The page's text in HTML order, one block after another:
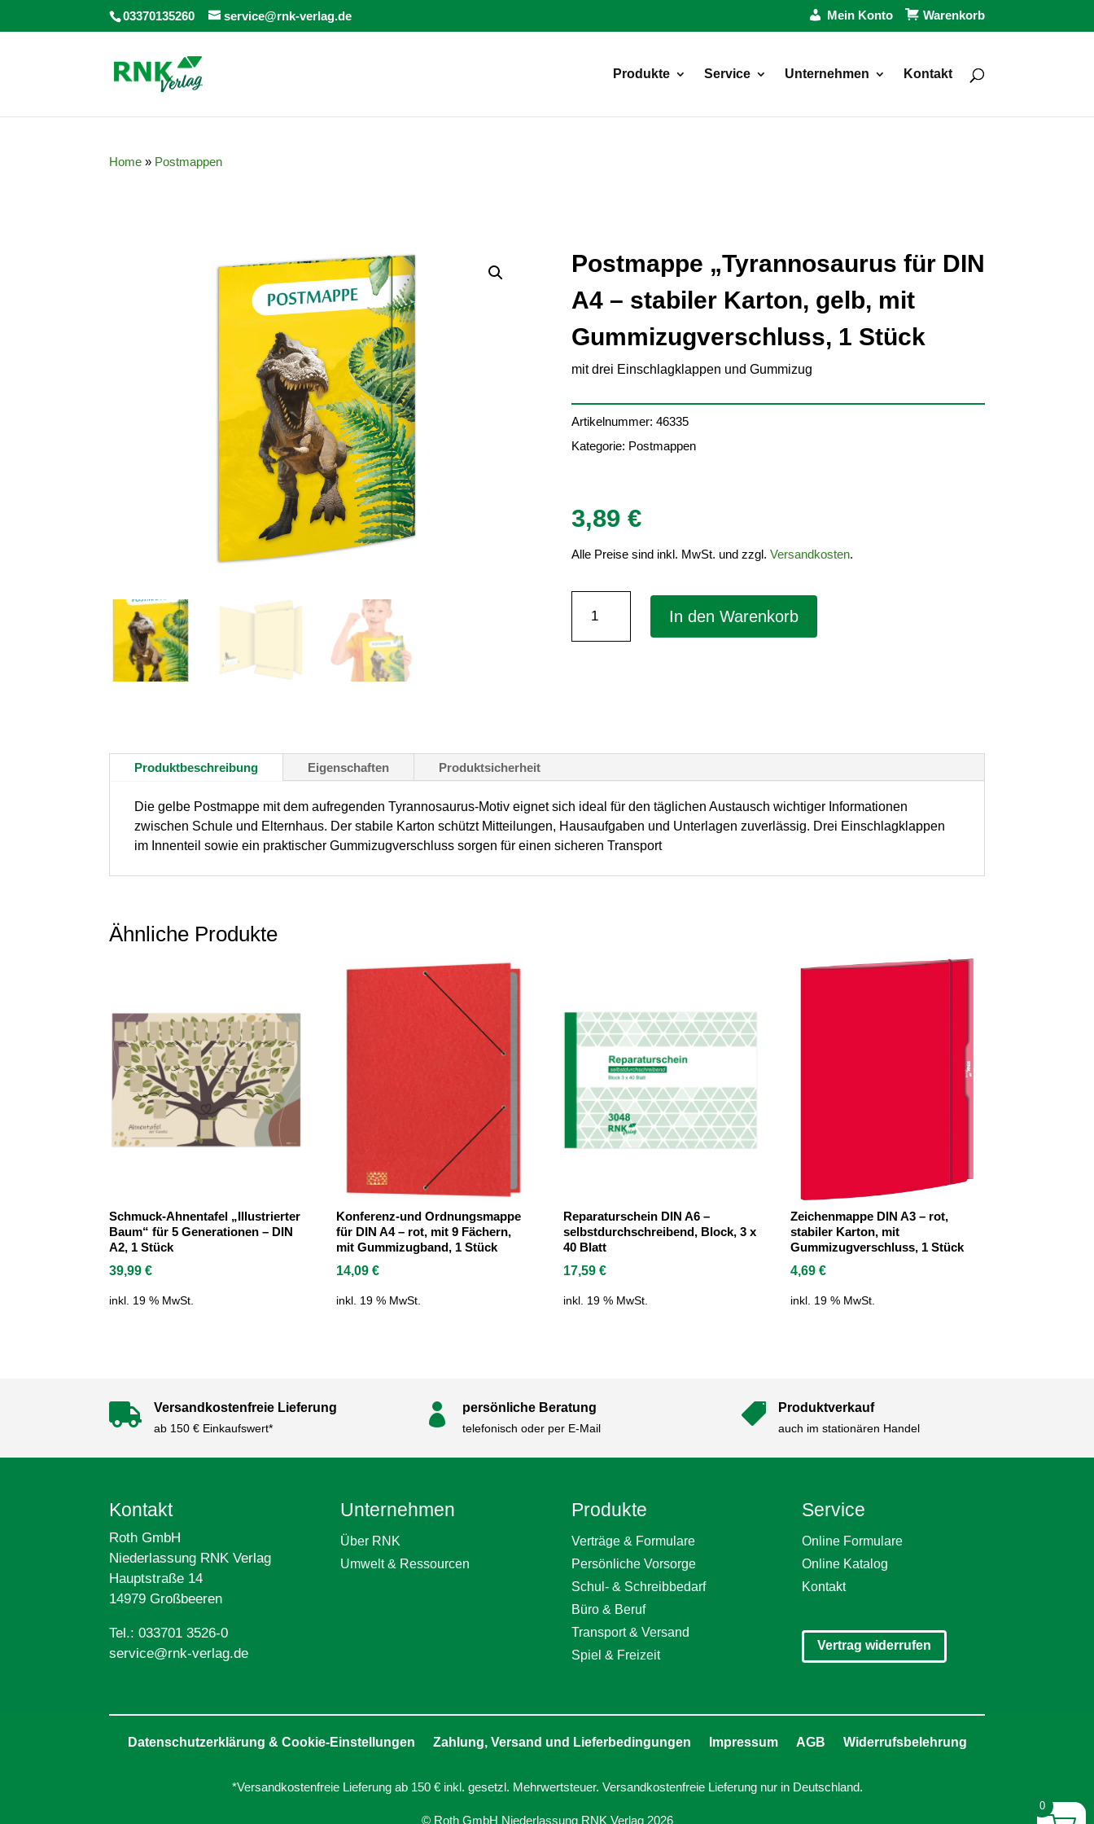
03370135260 service@rnk-verlag.de Mein Konto Warenkorb
Produkte Service Unternehmen Kontakt
Home » Postmappen
Postmappe „Tyrannosaurus für DIN
A4 – stabiler Karton, gelb, mit
Gummizugverschluss, 1 Stück
mit drei Einschlagklappen und Gummizug
Artikelnummer: 46335
Kategorie: Postmappen
3,89 €
Alle Preise sind inkl. MwSt. und zzgl. Versandkosten.
mit
Gummizugverschluss,
In den Warenkorb
Produktbeschreibung Eigenschaften Produktsicherheit
Die gelbe Postmappe mit dem aufregenden Tyrannosaurus-Motiv eignet sich ideal für den täglichen Austausch wichtiger Informationen
zwischen Schule und Elternhaus. Der stabile Karton schützt Mitteilungen, Hausaufgaben und Unterlagen zuverlässig. Drei Einschlagklappen
im Innenteil sowie ein praktischer Gummizugverschluss sorgen für einen sicheren Transport
Ähnliche Produkte
Schmuck-Ahnentafel „Illustrierter
Baum“ für 5 Generationen – DIN
A2, 1 Stück
39,99€
inkl. 19 % MwSt.
Konferenz-und Ordnungsmappe
für DIN A4 – rot, mit 9 Fächern,
mit Gummizugband, 1 Stück
14,09€
inkl. 19 % MwSt.
Reparaturschein DIN A6 –
selbstdurchschreibend, Block, 3 x
40 Blatt
17,59€
inkl. 19 % MwSt.
Zeichenmappe DIN A3 – rot,
stabiler Karton, mit
Gummizugverschluss, 1 Stück
4,69€
inkl. 19 % MwSt.
 Versandkostenfreie Lieferung
ab 150 € Einkaufswert*
 persönliche Beratung
telefonisch oder per E-Mail
 Produktverkauf
auch im stationären Handel
Kontakt
Roth GmbH
Niederlassung RNK Verlag
Hauptstraße 14
14979 Großbeeren
Tel.: 033701 3526-0
service@rnk-verlag.de
Unternehmen
Über RNK
Umwelt & Ressourcen
Produkte
Verträge & Formulare
Persönliche Vorsorge
Schul- & Schreibbedarf
Büro & Beruf
Transport & Versand
Spiel & Freizeit
Service
Online Formulare
Online Katalog
Kontakt
Vertrag widerrufen
Datenschutzerklärung & Cookie-Einstellungen Zahlung, Versand und Lieferbedingungen Impressum AGB Widerrufsbelehrung
*Versandkostenfreie Lieferung ab 150 € inkl. gesetzl. Mehrwertsteuer. Versandkostenfreie Lieferung nur in Deutschland.
© Roth GmbH Niederlassung RNK Verlag 2026
0